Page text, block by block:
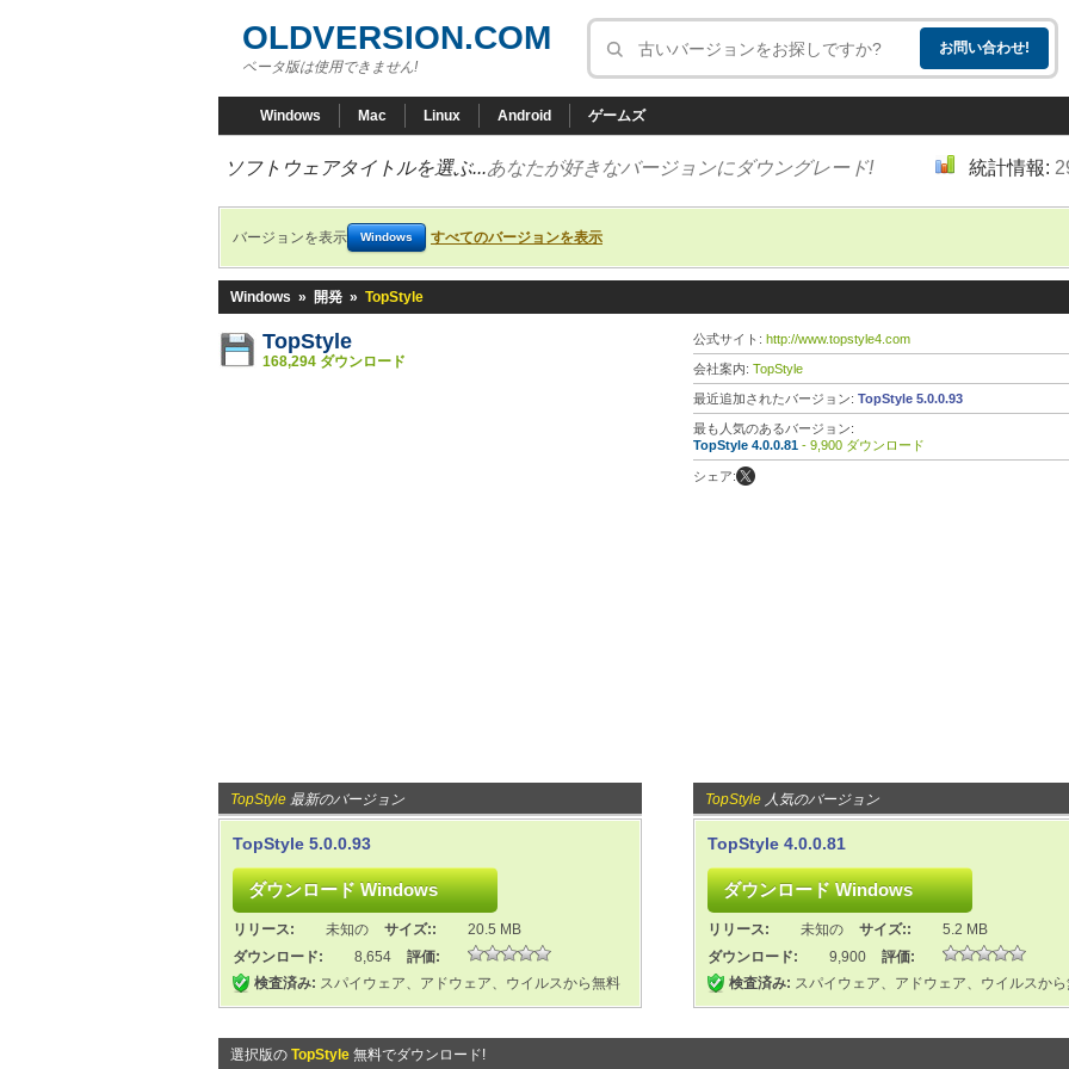
OLDVERSION.COM
ベータ版は使用できません!
Windows Mac Linux Android ゲームズ
ソフトウェアタイトルを選ぶ...あなたが好きなバージョンにダウングレード! 統計情報:
バージョンを表示 Windows すべてのバージョンを表示
Windows » 開発 » TopStyle
TopStyle
168,294 ダウンロード
公式サイト: http://www.topstyle4.com
会社案内: TopStyle
最近追加されたバージョン: TopStyle 5.0.0.93
最も人気のあるバージョン:
TopStyle 4.0.0.81 - 9,900 ダウンロード
シェア:
TopStyle 最新のバージョン
TopStyle 5.0.0.93
リリース: 未知の サイズ::
20.5 MB
ダウンロード:
8,654
評価:
検査済み: スパイウェア、アドウェア、ウイルスから無料
TopStyle 人気のバージョン
TopStyle 4.0.0.81
リリース: 未知の サイズ::
5.2 MB
ダウンロード:
9,900
評価:
検査済み: スパイウェア、アドウェア、ウイルスか
選択版の TopStyle 無料でダウンロード!